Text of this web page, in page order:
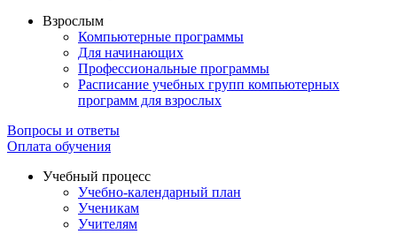
Взрослым
Компьютерные программы
Для начинающих
Профессиональные программы
Расписание учебных групп компьютерных
программ для взрослых
Вопросы и ответы
Оплата обучения
Учебный процесс
Учебно-календарный план
Ученикам
Учителям